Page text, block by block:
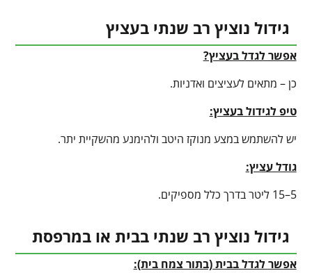
גידול נוציץ רב שנתי בעציץ
אפשר לגדל בעציץ?
כן – מתאים לעציצים ואדניות.
טיפ לגידול בעציץ:
יש להשתמש במצע מנוקז היטב ולהימנע מהשקיית יתר.
גודל עציץ:
5–15 ליטר בדרך כלל מספיקים.
גידול נוציץ רב שנתי בבית או במרפסת
אפשר לגדל בבית (בתור צמח בית):